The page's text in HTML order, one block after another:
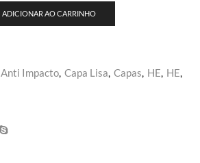
ADICIONAR AO CARRINHO
Anti Impacto, Capa Lisa, Capas, HE, HE,